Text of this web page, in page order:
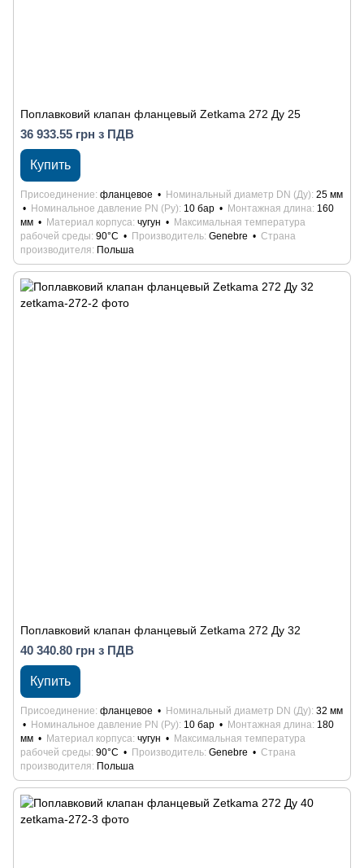
Поплавковий клапан фланцевый Zetkama 272 Ду 25
36 933.55 грн з ПДВ
Купить
Присоединение фланцевое Номинальный диаметр DN (Ду) 25 мм
Номинальное давление PN (Ру) 10 бар Монтажная длина 160
мм
Материал корпуса чугун
Максимальная температура
рабочей среды 90°С Производитель Genebre
Страна
производителя
Польша
Поплавковий клапан фланцевый Zetkama 272 Ду 32
40 340.80 грн з ПДВ
Купить
Присоединение фланцевое Номинальный диаметр DN (Ду) 32 мм
Номинальное давление PN (Ру) 10 бар Монтажная длина 180
мм
Материал корпуса чугун
Максимальная температура
рабочей среды 90°С Производитель Genebre
Страна
производителя
Польша